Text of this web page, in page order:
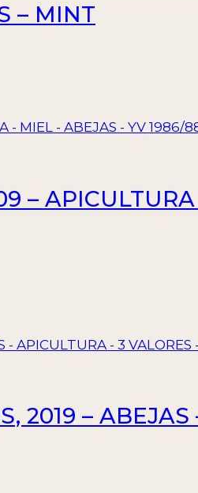
– MINT
–
2019 –